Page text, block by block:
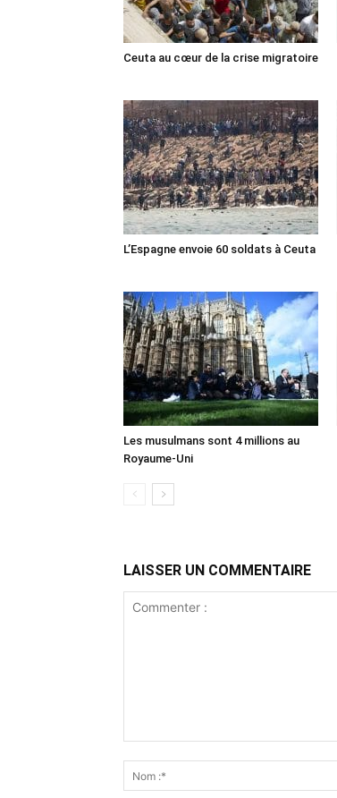
Ceuta au cœur de la crise migratoire
L’Espagne envoie 60 soldats à Ceuta
Les musulmans sont 4 millions au
Royaume-Uni
LAISSER UN COMMENTAIRE